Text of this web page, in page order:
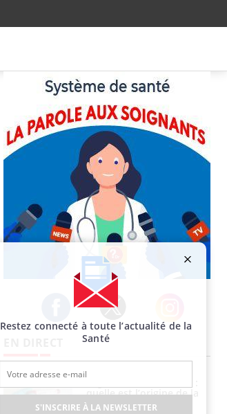
Facebook Twitter Instagram
quelle est l’origine de la
contamination ?
Restez connecté à toute l’actualité de la
Santé
S'INSCRIRE À LA NEWSLETTER